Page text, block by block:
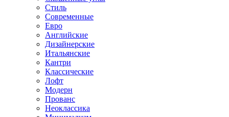
Стиль
Современные
Евро
Английские
Дизайнерские
Итальянские
Кантри
Классические
Лофт
Модерн
Прованс
Неоклассика